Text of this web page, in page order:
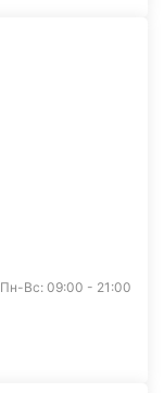
Пн-Вс: 09:00 - 21:00